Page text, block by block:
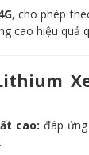
, cho phép
cao hiệu quả
cao: đáp